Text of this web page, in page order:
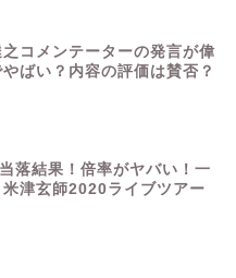
之コメンテーターの発言が偉
ばい？内容の評価は賛否？
落結果！倍率がヤバい！一
米津玄師2020ライブツアー